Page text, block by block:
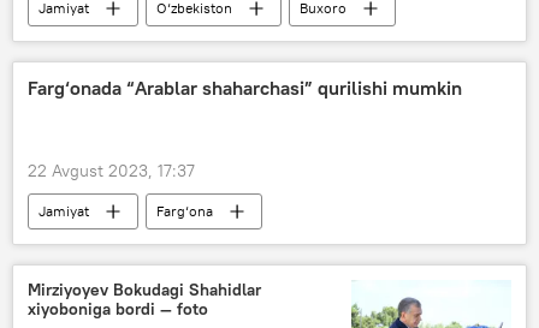
Jamiyat O‘zbekiston Buxoro
Farg‘onada “Arablar shaharchasi” qurilishi mumkin
22 Avgust 2023, 17:37
Jamiyat Farg‘ona
Mirziyoyev Bokudagi Shahidlar
xiyoboniga bordi — foto